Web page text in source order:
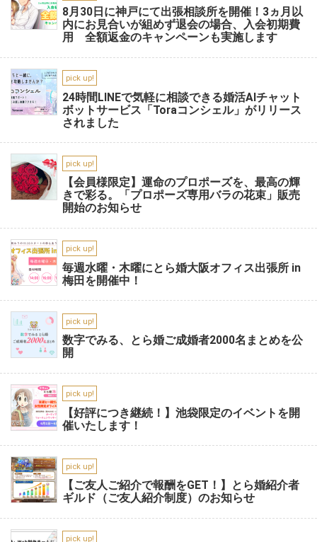
8月30日に神戸にて出張相談所を開催！3ヵ月以
内にお見合いが組めず退会の場合、入会初期費
用 全額返金のキャンペーンも実施します
pick up!
24時間LINEで気軽に相談できる婚活AIチャット
ボットサービス「Toraコンシェル」がリリース
されました
pick up!
【会員様限定】運命のプロポーズを、最高の輝
きで彩る。「プロポーズ専用バラの花束」販売
開始のお知らせ
pick up!
毎週水曜・木曜にとら婚大阪オフィス出張所 in
梅田を開催中！
pick up!
数字でみる、とら婚ご成婚者2000名まとめを公
開
pick up!
【好評につき継続！】池袋限定のイベントを開
催いたします！
pick up!
【ご友人ご紹介で報酬をGET！】とら婚紹介者
ギルド（ご友人紹介制度）のお知らせ
pick up!